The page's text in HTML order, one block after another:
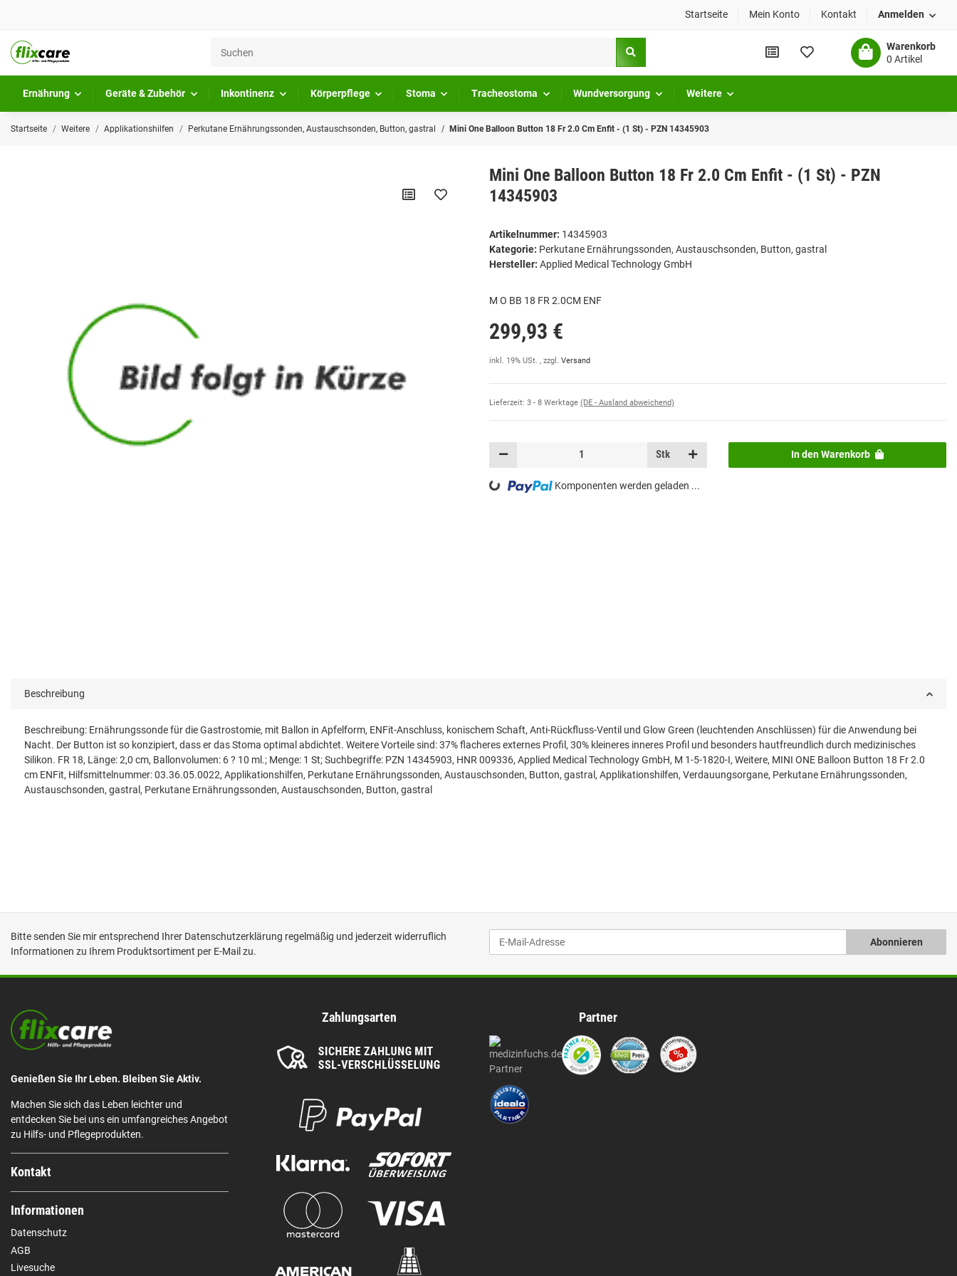
Startseite Mein Konto Kontakt Anmelden
Warenkorb
0 Artikel
Ernährung Geräte & Zubehör Inkontinenz Körperpflege Stoma Tracheostoma Wundversorgung Weitere
Startseite Weitere Applikationshilfen Perkutane Ernährungssonden, Austauschsonden, Button, gastral Mini One Balloon Button 18 Fr 2.0 Cm Enfit - (1 St) - PZN 14345903
Mini One Balloon Button 18 Fr 2.0 Cm Enfit - (1 St) - PZN
14345903
Artikelnummer: 14345903
Kategorie: Perkutane Ernährungssonden, Austauschsonden, Button, gastral
Hersteller: Applied Medical Technology GmbH
M O BB 18 FR 2.0CM ENF
299,93 €
inkl. 19% USt. , zzgl. Versand
Lieferzeit: 3 - 8 Werktage (DE - Ausland abweichend)
Stk In den Warenkorb
Loading... Komponenten werden geladen ...
Beschreibung
Beschreibung: Ernährungssonde für die Gastrostomie, mit Ballon in Apfelform, ENFit-Anschluss, konischem Schaft, Anti-Rückfluss-Ventil und Glow Green (leuchtenden Anschlüssen) für die Anwendung bei
Nacht. Der Button ist so konzipiert, dass er das Stoma optimal abdichtet. Weitere Vorteile sind: 37% flacheres externes Profil, 30% kleineres inneres Profil und besonders hautfreundlich durch medizinisches
Silikon. FR 18, Länge: 2,0 cm, Ballonvolumen: 6 ? 10 ml.; Menge: 1 St; Suchbegriffe: PZN 14345903, HNR 009336, Applied Medical Technology GmbH, M 1-5-1820-I, Weitere, MINI ONE Balloon Button 18 Fr 2.0
cm ENFit, Hilfsmittelnummer: 03.36.05.0022, Applikationshilfen, Perkutane Ernährungssonden, Austauschsonden, Button, gastral, Applikationshilfen, Verdauungsorgane, Perkutane Ernährungssonden,
Austauschsonden, gastral, Perkutane Ernährungssonden, Austauschsonden, Button, gastral
Bitte senden Sie mir entsprechend Ihrer Datenschutzerklärung regelmäßig und jederzeit widerruflich
Informationen zu Ihrem Produktsortiment per E-Mail zu.
Abonnieren
Genießen Sie Ihr Leben. Bleiben Sie Aktiv.
Machen Sie sich das Leben leichter und
entdecken Sie bei uns ein umfangreiches Angebot
zu Hilfs- und Pflegeprodukten.
Kontakt
Informationen
Datenschutz
AGB
Livesuche
Zahlungsarten Partner